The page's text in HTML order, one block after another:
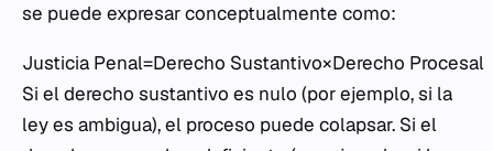
se puede expresar conceptualmente como:
Justicia Penal=Derecho Sustantivo×Derecho Procesal
Si el derecho sustantivo es nulo (por ejemplo, si la
ley es ambigua), el proceso puede colapsar. Si el